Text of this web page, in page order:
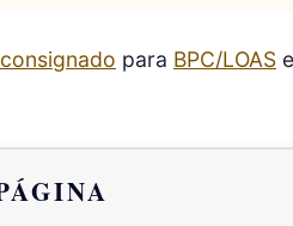
para BPC/LOAS